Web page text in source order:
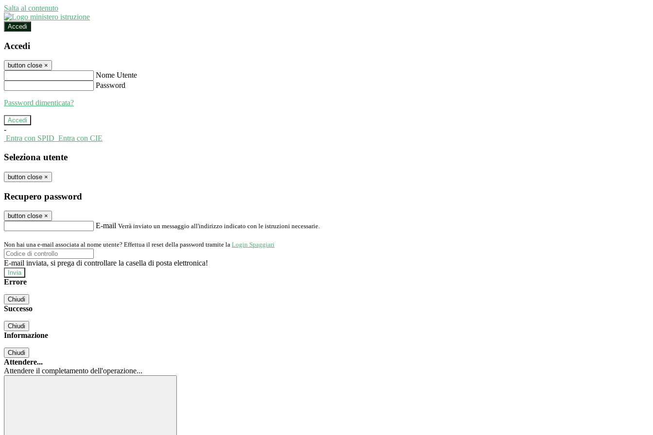
Salta al contenuto
Accedi
Accedi
button close ×
Nome Utente
Password
Password dimenticata?
-
Entra con SPID Entra con CIE
Seleziona utente
button close ×
Recupero password
button close ×
E-mail Verrà inviato un messaggio all'indirizzo indicato con le istruzioni necessarie.
Non hai una e-mail associata al nome utente? Effettua il reset della password tramite la Login Spaggiari
E-mail inviata, si prega di controllare la casella di posta elettronica!
Errore
Chiudi
Successo
Chiudi
Informazione
Chiudi
Attendere...
Attendere il completamento dell'operazione...